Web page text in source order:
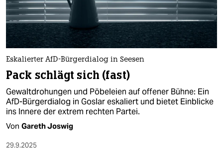
nord
wahrheit
verlag
verlag
veranstaltungen
shop
fragen & hilfe
Eskalierter AfD-Bürgerdialog in Seesen
Pack schlägt sich (fast)
Gewaltdrohungen und Pöbeleien auf offener Bühne: Ein
AfD-Bürgerdialog in Goslar eskaliert und bietet Einblicke
ins Innere der extrem rechten Partei.
Von Gareth Joswig
29.9.2025